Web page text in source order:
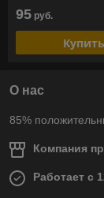
95 руб.
Купить
О нас
85%
Компания
Работает с